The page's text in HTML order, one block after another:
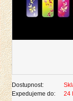
Dostupnost:
Expedujeme do:
24